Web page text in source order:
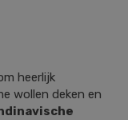
heerlijk
wollen deken en